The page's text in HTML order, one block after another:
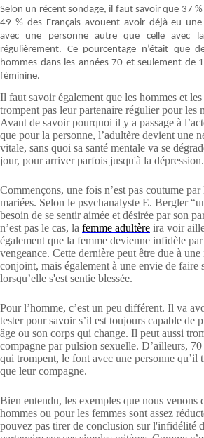
Selon un récent sondage, il faut savoir que 37 %
49 % des Français avouent avoir déjà eu
avec une personne autre que celle avec
régulièrement. Ce pourcentage n’était que
hommes dans les années 70 et seulement de
féminine.
Il faut savoir également que les hommes et
trompent pas leur partenaire régulier pour les
Avant de savoir pourquoi il y a passage à
que pour la personne, l’adultère devient une
vitale, sans quoi sa santé mentale va se
jour, pour arriver parfois jusqu'à la dépression.
Commençons, une fois n’est pas coutume par
mariées. Selon le psychanalyste E. Bergler
besoin de se sentir aimée et désirée par son
n’est pas le cas, la femme adultère ira voir
également que la femme devienne infidèle
vengeance. Cette dernière peut être due à
conjoint, mais également à une envie de faire
lorsqu’elle s'est sentie blessée.
Pour l’homme, c’est un peu différent. Il va
tester pour savoir s’il est toujours capable de
âge ou son corps qui change. Il peut aussi
compagne par pulsion sexuelle. D’ailleurs,
qui trompent, le font avec une personne qu’il
que leur compagne.
Bien entendu, les exemples que nous venons
hommes ou pour les femmes sont assez
pouvez pas tirer de conclusion sur l'infidélité